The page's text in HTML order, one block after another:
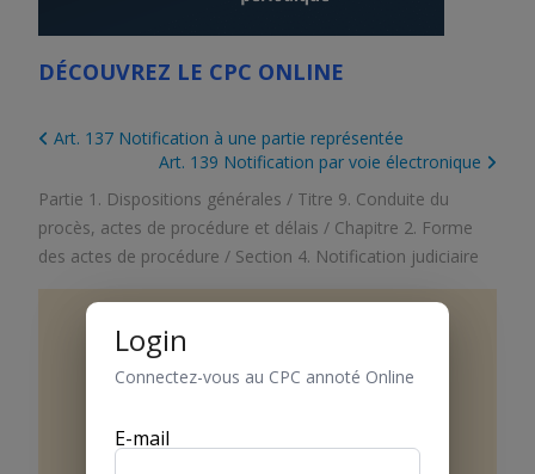
DÉCOUVREZ LE CPC ONLINE
Art. 137 Notification à une partie représentée
Art. 139 Notification par voie électronique
Partie 1. Dispositions générales / Titre 9. Conduite du
procès, actes de procédure et délais / Chapitre 2. Forme
des actes de procédure / Section 4. Notification judiciaire
Art.138 Forme
décisions sont notifiées par envoi
recommandé ou d’une autre manière
Login
Connectez-vous au CPC annoté Online
E-mail